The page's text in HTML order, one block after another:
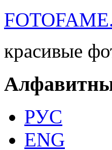
красивые
РУС
ENG